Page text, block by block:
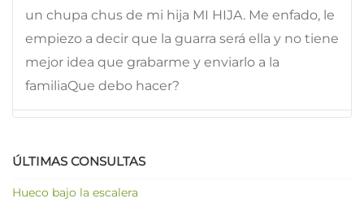
un chupa chus de mi hija MI HIJA. Me enfado, le
empiezo a decir que la guarra será ella y no tiene
mejor idea que grabarme y enviarlo a la
familiaQue debo hacer?
ÚLTIMAS CONSULTAS
Hueco bajo la escalera